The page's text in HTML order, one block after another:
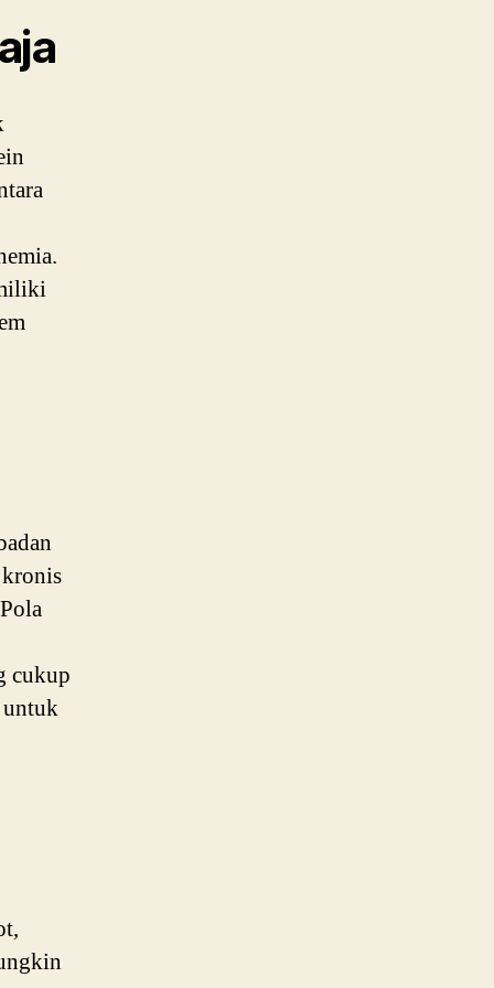
cukup